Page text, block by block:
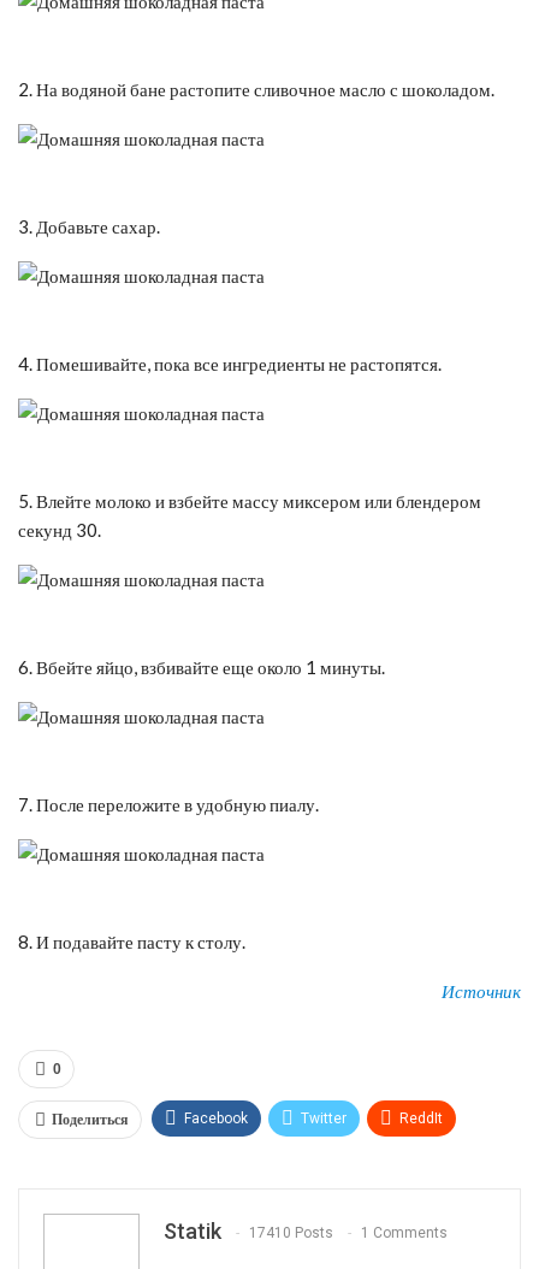
2. На водяной бане растопите сливочное масло с шоколадом.
3. Добавьте сахар.
4. Помешивайте, пока все ингредиенты не растопятся.
5. Влейте молоко и взбейте массу миксером или блендером
секунд 30.
6. Вбейте яйцо, взбивайте еще около 1 минуты.
7. После переложите в удобную пиалу.
8. И подавайте пасту к столу.
Источник
0
Поделиться Facebook Twitter ReddIt
Statik 17410 Posts 1 Comments